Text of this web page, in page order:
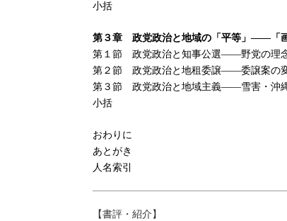
小括
第３章 政党政治と地域の「平等」――「画
第１節 政党政治と知事公選――野党の理
第２節 政党政治と地租委譲――委譲案の
第３節 政党政治と地域主義――雪害・沖
小括
おわりに
あとがき
人名索引
【書評・紹介】